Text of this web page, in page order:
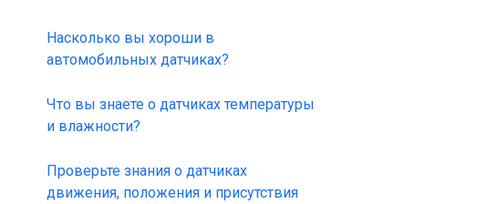
Насколько вы хороши в
автомобильных датчиках?
Что вы знаете о датчиках температуры
и влажности?
Проверьте знания о датчиках
движения, положения и присутствия